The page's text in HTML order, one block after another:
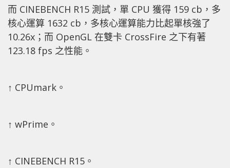
而 CINEBENCH R15 測試，單 CPU 獲得 159 cb，多
核心運算 1632 cb，多核心運算能力比起單核強了
10.26x；而 OpenGL 在雙卡 CrossFire 之下有著
123.18 fps 之性能。
↑ CPUmark。
↑ wPrime。
↑ CINEBENCH R15。